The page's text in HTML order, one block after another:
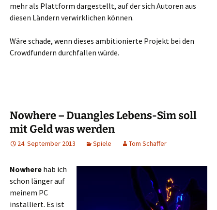
mehr als Plattform dargestellt, auf der sich Autoren aus
diesen Ländern verwirklichen können.
Wäre schade, wenn dieses ambitionierte Projekt bei den
Crowdfundern durchfallen würde.
Nowhere – Duangles Lebens-Sim soll
mit Geld was werden
24. September 2013 Spiele Tom Schaffer
Nowhere hab ich
schon länger auf
meinem PC
installiert. Es ist